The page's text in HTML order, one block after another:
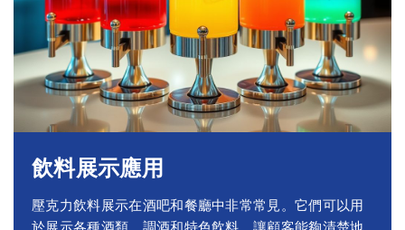
飲料展示應用
壓克力飲料展示在酒吧和餐廳中非常常見。它們可以用
於展示各種酒類、調酒和特色飲料，讓顧客能夠清楚地